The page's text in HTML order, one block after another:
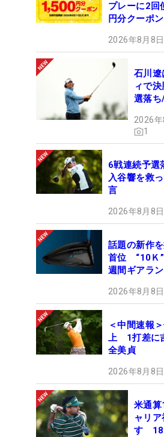
プレーに2
円分クーポン
2026年8月8
石川
ィで
選落
2026
1
6戦連続予
入谷響を救
言
2026年8月8
話題の新作
首位 “10Ｋ”
週間ギアラ
2026年8月8
＜中間速報
上 1打差に
全美貞
2026年8月8
米通
ャリ
す 18